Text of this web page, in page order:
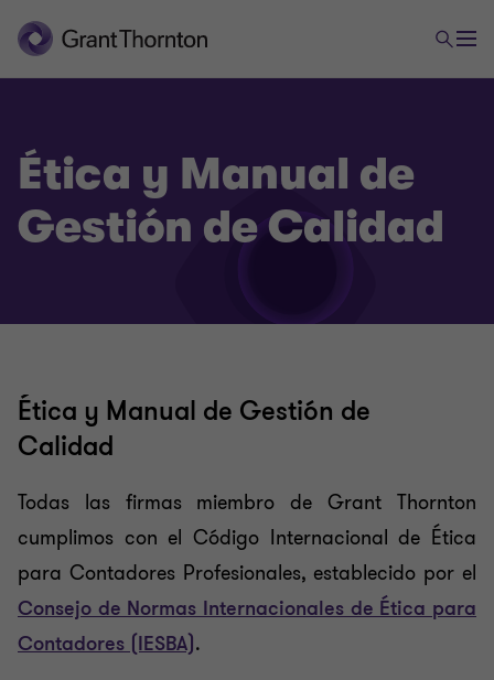
Ética y Manual de
Gestión de Calidad
Ética y Manual de Gestión de
Calidad
Todas las firmas miembro de Grant Thornton
cumplimos con el Código Internacional de Ética
para Contadores Profesionales, establecido por el
Consejo de Normas Internacionales de Ética para
Contadores (IESBA).